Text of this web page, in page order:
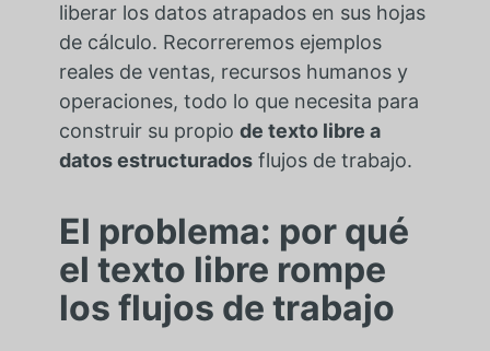
liberar los datos atrapados en sus hojas
de cálculo. Recorreremos ejemplos
reales de ventas, recursos humanos y
operaciones, todo lo que necesita para
construir su propio de texto libre a
datos estructurados flujos de trabajo.
El problema: por qué
el texto libre rompe
los flujos de trabajo